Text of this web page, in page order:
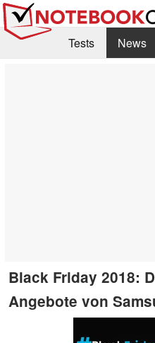
Tests News
Black Friday 2018:
Angebote von